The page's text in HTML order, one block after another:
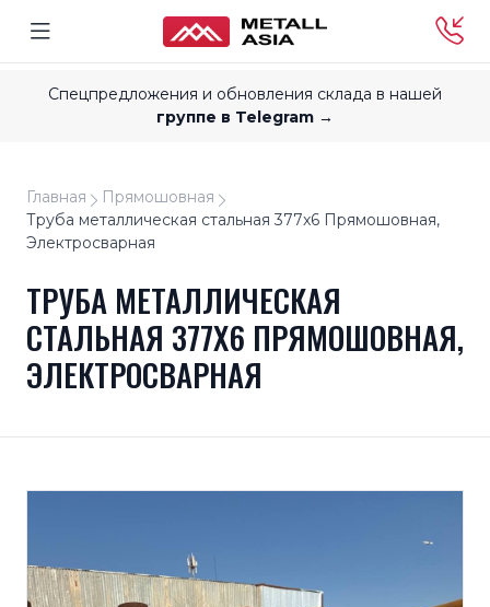
Спецпредложения и обновления склада в нашей
группе в Telegram →
Главная
Прямошовная
Труба металлическая стальная 377x6 Прямошовная,
Электросварная
ТРУБА МЕТАЛЛИЧЕСКАЯ
СТАЛЬНАЯ 377X6 ПРЯМОШОВНАЯ,
ЭЛЕКТРОСВАРНАЯ